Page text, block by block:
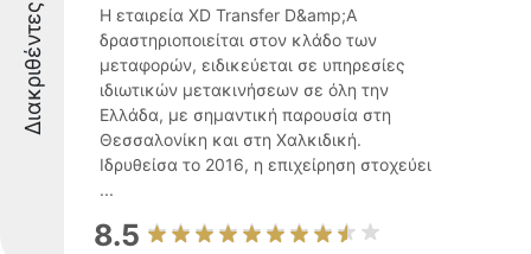
Διακριθέντες
Η εταιρεία XD Transfer D&amp;A
δραστηριοποιείται στον κλάδο των
μεταφορών, ειδικεύεται σε υπηρεσίες
ιδιωτικών μετακινήσεων σε όλη την
Ελλάδα, με σημαντική παρουσία στη
Θεσσαλονίκη και στη Χαλκιδική.
Ιδρυθείσα το 2016, η επιχείρηση στοχεύει
...
8.5